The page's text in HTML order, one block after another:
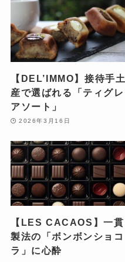
【DEL’IMMO】接待手土
産で選ばれる「ティグレ
アソート」
2026年3月16日
【LES CACAOS】一貫
製法の「ボンボンショコ
ラ」に心酔